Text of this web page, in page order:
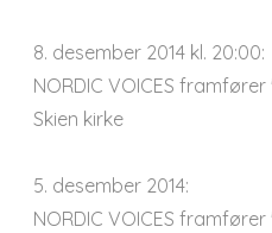
8. desember 2014 kl. 20:00:
NORDIC VOICES
Skien kirke
5. desember 2014:
NORDIC VOICES